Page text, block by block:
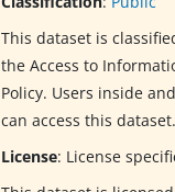
This dataset is
the Access to
Policy. Users inside
can access this dataset.
License: License